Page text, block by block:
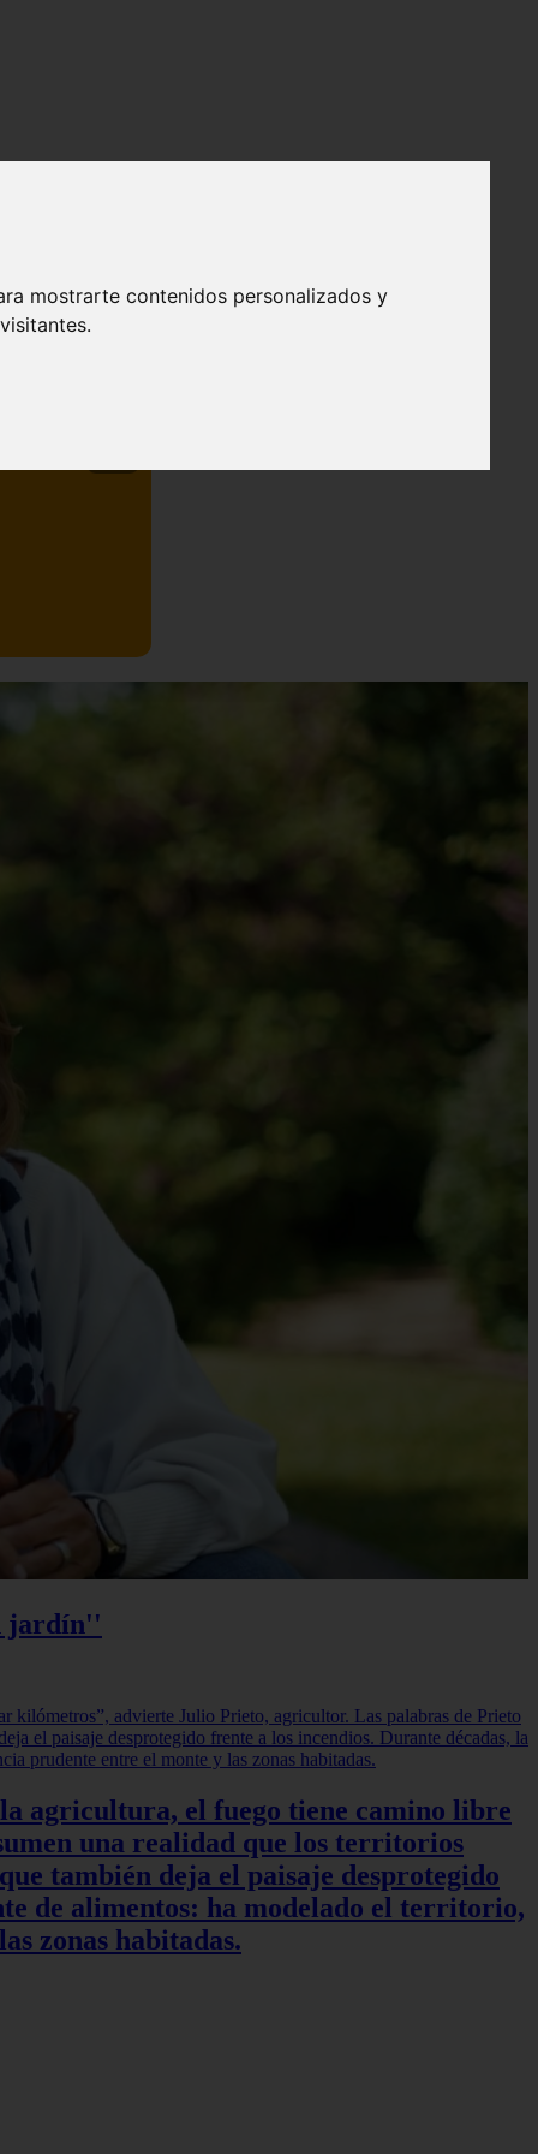
mostrarte contenidos personalizados y
jardín''
agricultura, el fuego tiene camino libre
una realidad que los territorios
también deja el paisaje desprotegido
de alimentos: ha modelado el territorio,
zonas habitadas.